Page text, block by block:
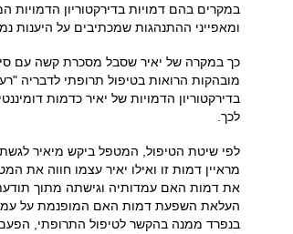
במקרים בהם דמויות בדירקטוריון
ומאפייני ההתנהגות שמכתיבים על היענות
כך במקרה של יאיר שסבל מסכרת קשה עם
מובהקות הרואות בטיפול תרופתי לדבריה
בדירקטוריון הדמויות של יאיר כדמות
לכך.
לפי שיטת הטיפול, המטפל ביקש מיאיר
מראיין דמות זו ואילו יאיר עצמו חווה
את דמות האם עמדותיה וגישתה מתוך
העלאת השפעת דמות האם המופנמת על
בנפרד ממנה בהקשר לטיפול התרופתי, הפעם